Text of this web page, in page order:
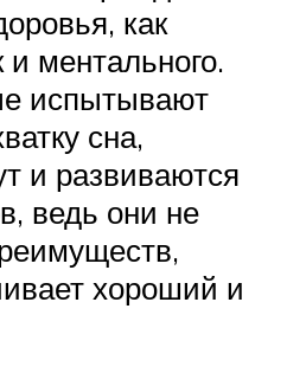
как
и ментального.
испытывают
сна,
и развиваются
ведь они не
хороший и